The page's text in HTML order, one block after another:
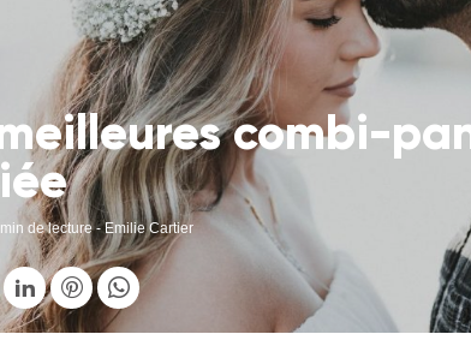
combi-
de lecture - Emilie Cartier